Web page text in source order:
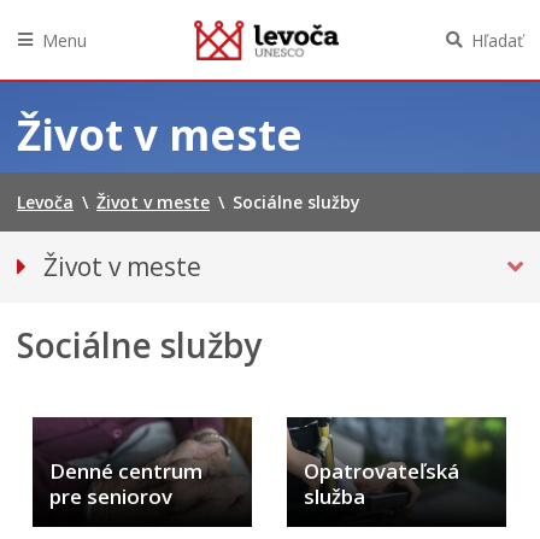
obsah
Menu Hľadať
Život v meste
Levoča \ Život v meste \ Sociálne služby
Život v meste
Doprava
Kultúra
Školstvo
Šport
SOCIÁLNE SLUŽBY
Sociálne služby
Denné centrum
pre seniorov
Opatrovateľská
služba